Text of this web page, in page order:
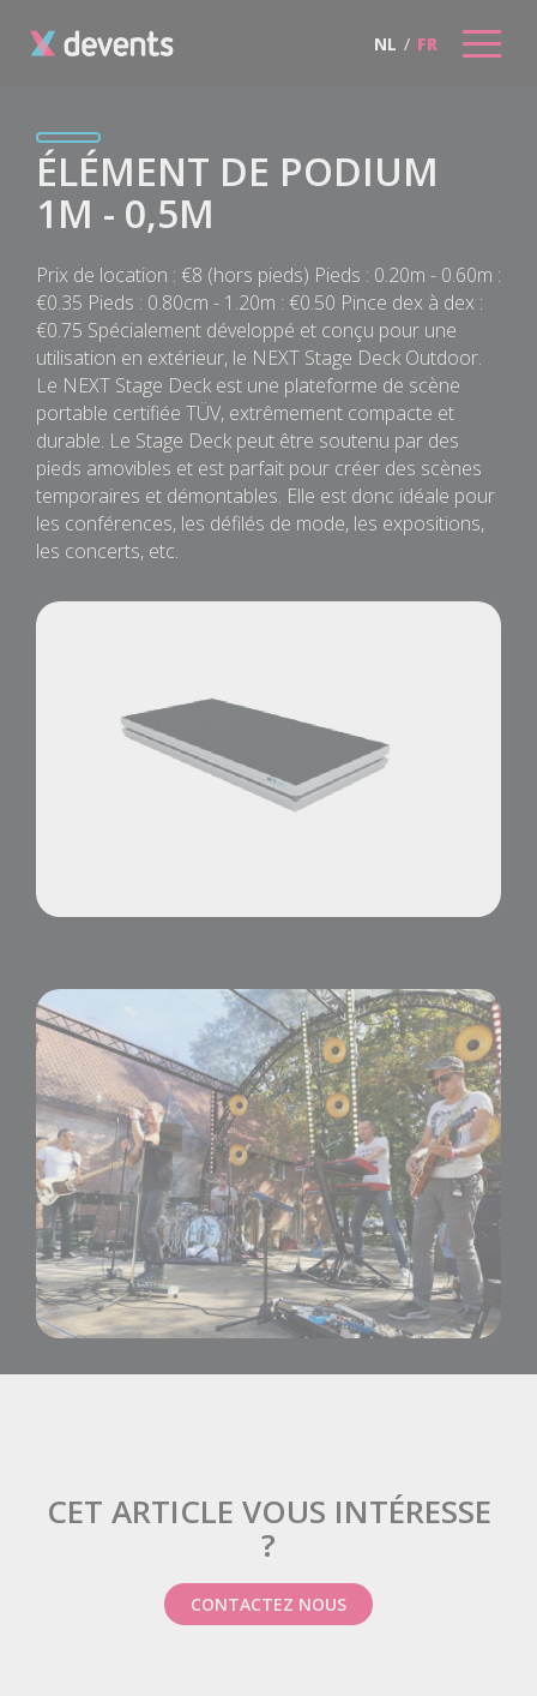
NL / FR
ÉLÉMENT DE PODIUM
1M - 0,5M
Prix de location : €8 (hors pieds) Pieds : 0.20m - 0.60m :
€0.35 Pieds : 0.80cm - 1.20m : €0.50 Pince dex à dex :
€0.75 Spécialement développé et conçu pour une
utilisation en extérieur, le NEXT Stage Deck Outdoor.
Le NEXT Stage Deck est une plateforme de scène
portable certifiée TÜV, extrêmement compacte et
durable. Le Stage Deck peut être soutenu par des
pieds amovibles et est parfait pour créer des scènes
temporaires et démontables. Elle est donc idéale pour
les conférences, les défilés de mode, les expositions,
les concerts, etc.
CET ARTICLE VOUS INTÉRESSE
?
CONTACTEZ NOUS